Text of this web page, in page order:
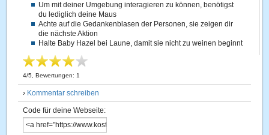
Um mit deiner Umgebung interagieren zu können, benötigst
du lediglich deine Maus
Achte auf die Gedankenblasen der Personen, sie zeigen dir
die nächste Aktion
Halte Baby Hazel bei Laune, damit sie nicht zu weinen beginnt
4/5 , Bewertungen: 1
› Kommentar schreiben
Code für deine Webseite: